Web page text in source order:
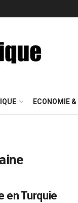
ECONOMIE
en Turquie